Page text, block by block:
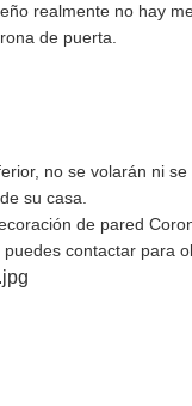
realmente no hay
de puerta.
no se volarán ni
su casa.
de pared
contactar para